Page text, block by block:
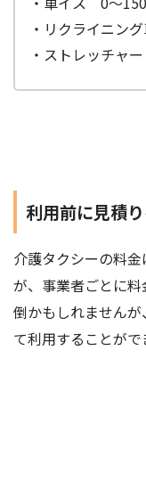
・リクライニン
・ストレッチャ
利用前に見積
介護タクシーの料
が、事業者ごとに
倒かもしれません
て利用することがで